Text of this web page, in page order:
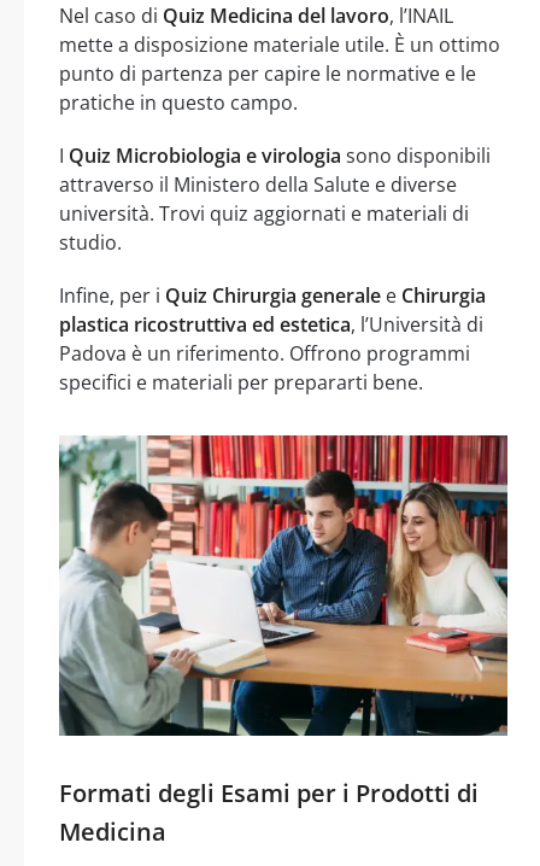
Nel caso di Quiz Medicina del lavoro, l’INAIL
mette a disposizione materiale utile. È un ottimo
punto di partenza per capire le normative e le
pratiche in questo campo.
I Quiz Microbiologia e virologia sono disponibili
attraverso il Ministero della Salute e diverse
università. Trovi quiz aggiornati e materiali di
studio.
Infine, per i Quiz Chirurgia generale e Chirurgia
plastica ricostruttiva ed estetica, l’Università di
Padova è un riferimento. Offrono programmi
specifici e materiali per prepararti bene.
Formati degli Esami per i Prodotti di
Medicina